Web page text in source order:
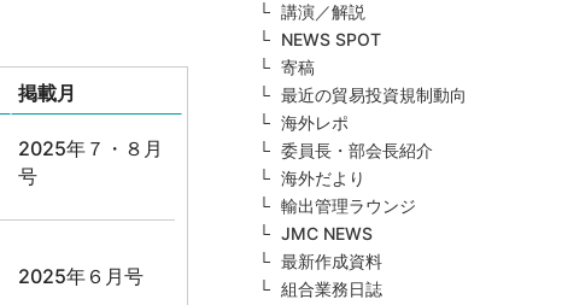
掲載月
2025年７・８月
号
2025年６月号
講演／解説
NEWS SPOT
寄稿
最近の貿易投資規制動向
海外レポ
委員長・部会長紹介
海外だより
輸出管理ラウンジ
JMC NEWS
最新作成資料
組合業務日誌